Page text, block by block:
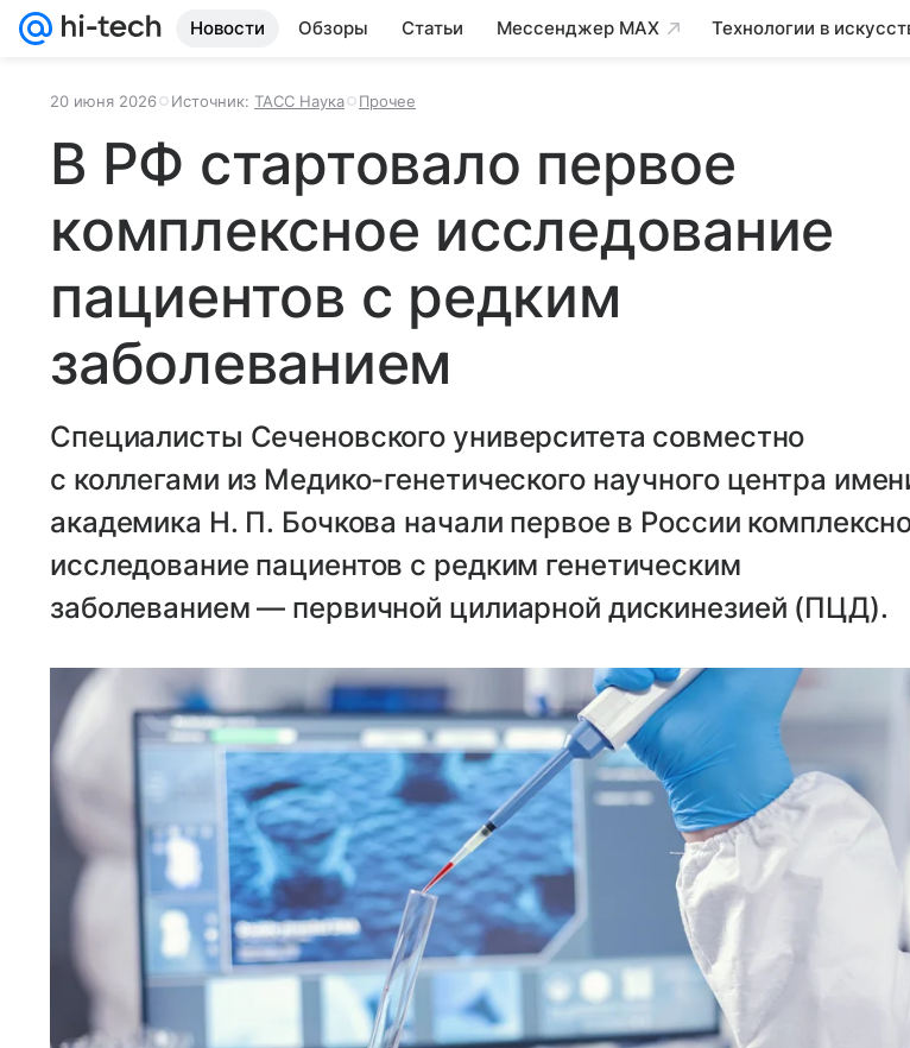
Новости Обзоры Статьи Мессенджер MAX Технологии в
20 июня 2026 Источник: ТАСС Наука Прочее
В РФ стартовало первое
комплексное исследование
пациентов с редким
заболеванием
Специалисты Сеченовского университета совместно
с коллегами из Медико-генетического научного центра
академика Н. П. Бочкова начали первое в России
исследование пациентов с редким генетическим
заболеванием — первичной цилиарной дискинезией (ПЦД).